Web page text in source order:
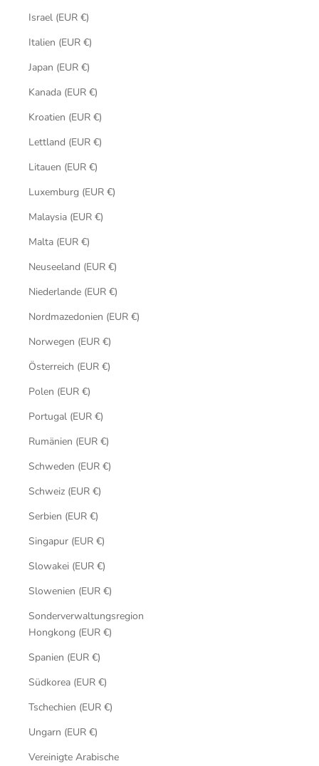
Israel (EUR €)
Italien (EUR €)
Japan (EUR €)
Kanada (EUR €)
Kroatien (EUR €)
Lettland (EUR €)
Litauen (EUR €)
Luxemburg (EUR €)
Malaysia (EUR €)
Malta (EUR €)
Neuseeland (EUR €)
Niederlande (EUR €)
Nordmazedonien (EUR €)
Norwegen (EUR €)
Österreich (EUR €)
Polen (EUR €)
Portugal (EUR €)
Rumänien (EUR €)
Schweden (EUR €)
Schweiz (EUR €)
Serbien (EUR €)
Singapur (EUR €)
Slowakei (EUR €)
Slowenien (EUR €)
Sonderverwaltungsregion
Hongkong (EUR €)
Spanien (EUR €)
Südkorea (EUR €)
Tschechien (EUR €)
Ungarn (EUR €)
Vereinigte Arabische